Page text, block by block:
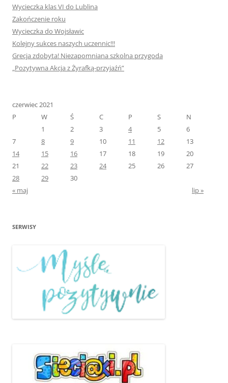
Wycieczka klas VI do Lublina
Zakończenie roku
Wycieczka do Wojsławic
Kolejny sukces naszych uczennic!!!
Grecja zdobyta! Niezapomniana szkolna przygoda
„Pozytywna Akcja z Żyrafką-przyjaźń”
czerwiec 2021
P
W Ś C P S
N
1
2 3 4 5
6
7
8 9 10 11 12
13
14
15 16 17 18 19
20
21
22 23 24 25 26
27
28
29
30
« maj
lip »
SERWISY